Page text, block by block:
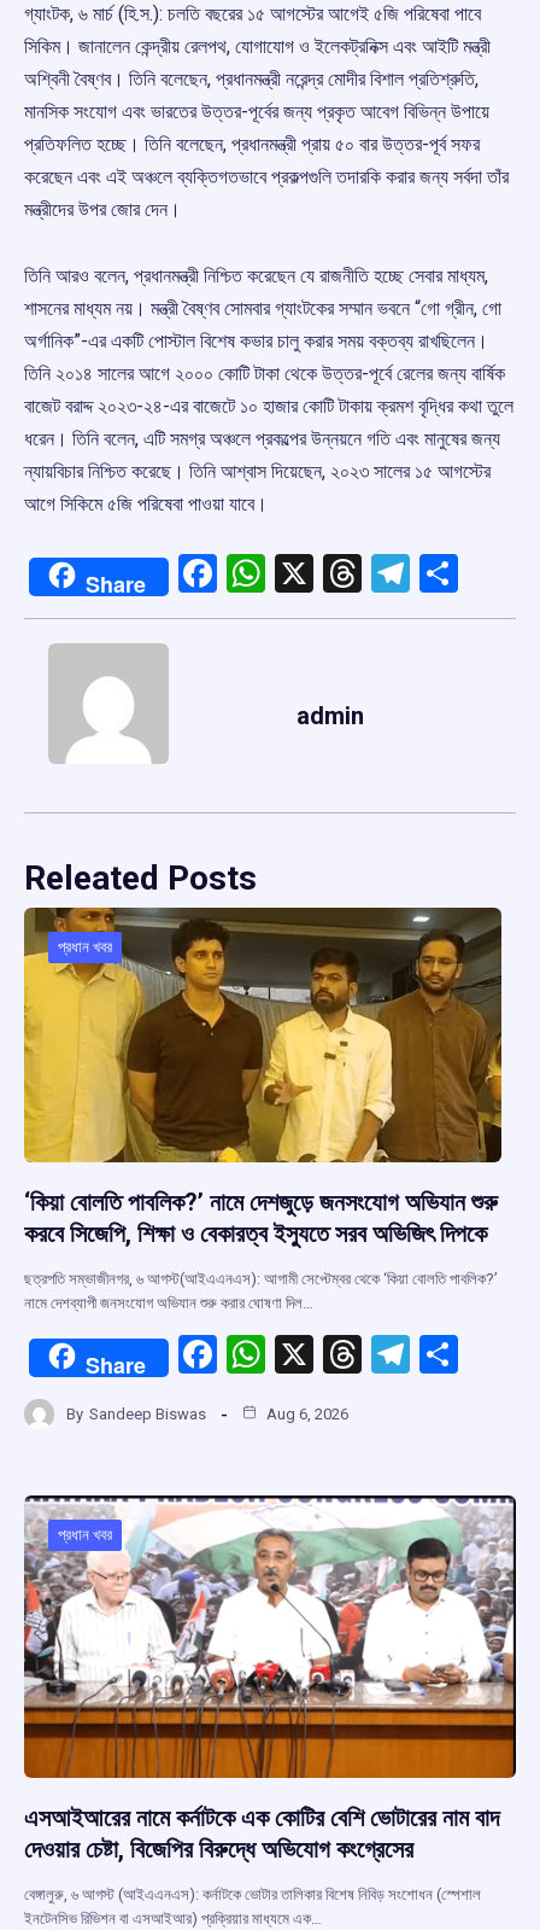
গ্যাংটক, ৬ মার্চ (হি.স.): চলতি বছরের ১৫ আগস্টের আগেই ৫জি পরিষেবা পাবে
সিকিম। জানালেন কেন্দ্রীয় রেলপথ, যোগাযোগ ও ইলেকট্রনিক্স এবং আইটি মন্ত্রী
অশ্বিনী বৈষ্ণব। তিনি বলেছেন, প্রধানমন্ত্রী নরেন্দ্র মোদীর বিশাল প্রতিশ্রুতি,
মানসিক সংযোগ এবং ভারতের উত্তর-পূর্বের জন্য প্রকৃত আবেগ বিভিন্ন উপায়ে
প্রতিফলিত হচ্ছে। তিনি বলেছেন, প্রধানমন্ত্রী প্রায় ৫০ বার উত্তর-পূর্ব সফর
করেছেন এবং এই অঞ্চলে ব্যক্তিগতভাবে প্রকল্পগুলি তদারকি করার জন্য সর্বদা তাঁর
মন্ত্রীদের উপর জোর দেন।
তিনি আরও বলেন, প্রধানমন্ত্রী নিশ্চিত করেছেন যে রাজনীতি হচ্ছে সেবার মাধ্যম,
শাসনের মাধ্যম নয়। মন্ত্রী বৈষ্ণব সোমবার গ্যাংটকের সম্মান ভবনে “গো গ্রীন, গো
অর্গানিক”-এর একটি পোস্টাল বিশেষ কভার চালু করার সময় বক্তব্য রাখছিলেন।
তিনি ২০১৪ সালের আগে ২০০০ কোটি টাকা থেকে উত্তর-পূর্বে রেলের জন্য বার্ষিক
বাজেট বরাদ্দ ২০২৩-২৪-এর বাজেটে ১০ হাজার কোটি টাকায় ক্রমশ বৃদ্ধির কথা তুলে
ধরেন। তিনি বলেন, এটি সমগ্র অঞ্চলে প্রকল্পের উন্নয়নে গতি এবং মানুষের জন্য
ন্যায়বিচার নিশ্চিত করেছে। তিনি আশ্বাস দিয়েছেন, ২০২৩ সালের ১৫ আগস্টের
আগে সিকিমে ৫জি পরিষেবা পাওয়া যাবে।
Share Facebook
WhatsApp
X Threads
admin
Releated Posts
প্রধান খবর
‘কিয়া বোলতি পাবলিক?’ নামে দেশজুড়ে জনসংযোগ অভিযান শুরু
করবে সিজেপি, শিক্ষা ও বেকারত্ব ইস্যুতে সরব অভিজিৎ দিপকে
ছত্রপতি সম্ভাজীনগর, ৬ আগস্ট(আইএএনএস): আগামী সেপ্টেম্বর থেকে ‘কিয়া বোলতি পাবলিক?’
নামে দেশব্যাপী জনসংযোগ অভিযান শুরু করার ঘোষণা দিল…
Share
F
ce
o
o
k
W
at
A
p
p
X
T
d
s
T
a
m
By Sandeep Biswas Aug 6, 2026
প্রধান খবর
এসআইআরের নামে কর্নাটকে এক কোটির বেশি ভোটারের নাম বাদ
দেওয়ার চেষ্টা, বিজেপির বিরুদ্ধে অভিযোগ কংগ্রেসের
বেঙ্গালুরু, ৬ আগস্ট (আইএএনএস): কর্নাটকে ভোটার তালিকার বিশেষ নিবিড় সংশোধন (স্পেশাল
ইনটেনসিভ রিভিশন বা এসআইআর) প্রক্রিয়ার মাধ্যমে এক…